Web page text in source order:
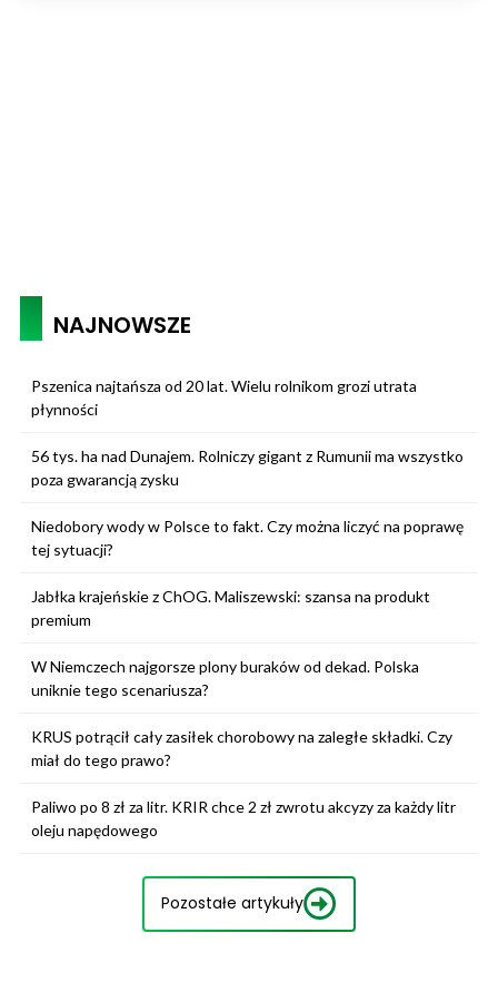
NAJNOWSZE
Pszenica najtańsza od 20 lat. Wielu rolnikom grozi utrata
płynności
56 tys. ha nad Dunajem. Rolniczy gigant z Rumunii ma wszystko
poza gwarancją zysku
Niedobory wody w Polsce to fakt. Czy można liczyć na poprawę
tej sytuacji?
Jabłka krajeńskie z ChOG. Maliszewski: szansa na produkt
premium
W Niemczech najgorsze plony buraków od dekad. Polska
uniknie tego scenariusza?
KRUS potrącił cały zasiłek chorobowy na zaległe składki. Czy
miał do tego prawo?
Paliwo po 8 zł za litr. KRIR chce 2 zł zwrotu akcyzy za każdy litr
oleju napędowego
Pozostałe artykuły